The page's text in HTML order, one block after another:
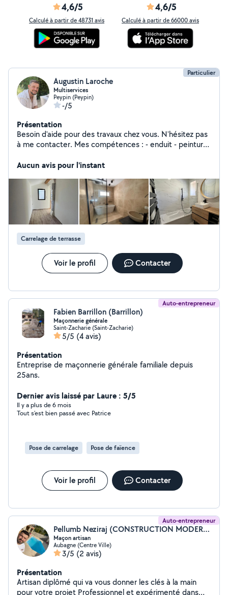
4,6/5
Calculé à partir de 48731 avis
4,6/5
Calculé à partir de 66000 avis
Particulier
Augustin Laroche
Multiservices
Peypin (Peypin)
-/5
Présentation
Besoin d'aide pour des travaux chez vous. N'hésitez pas
à me contacter. Mes compétences : - enduit - peinture
plomberie
Aucun avis pour l'instant
Carrelage de terrasse
Voir le profil Contacter
Auto-entrepreneur
Fabien Barrillon (Barrillon)
Maçonnerie générale
Saint-Zacharie (Saint-Zacharie)
5/5 (4 avis)
Présentation
Entreprise de maçonnerie générale familiale depuis
25ans.
Dernier avis laissé par Laure : 5/5
Il y a plus de 6 mois
Tout s’est bien passé avec Patrice
Pose de carrelage Pose de faïence
Voir le profil Contacter
Auto-entrepreneur
Pellumb Neziraj (CONSTRUCTION MODERNE)
Maçon artisan
Aubagne (Centre Ville)
3/5 (2 avis)
Présentation
Artisan diplômé qui va vous donner les clés à la main
pour votre projet Professionnel et expérimenté dans